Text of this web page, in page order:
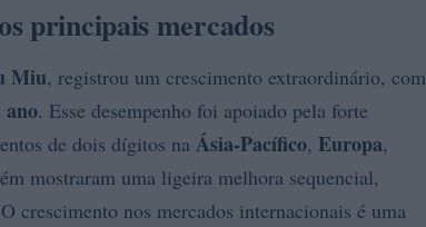
principais mercados
Miu, registrou um crescimento extraordinário, com
ano. Esse desempenho foi apoiado pela forte
de dois dígitos na Ásia-Pacífico, Europa,
mostraram uma ligeira melhora sequencial,
crescimento nos mercados internacionais é uma